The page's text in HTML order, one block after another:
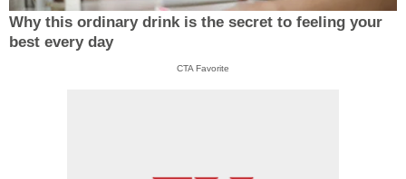
Why this ordinary drink is the secret to feeling your
best every day
CTA Favorite